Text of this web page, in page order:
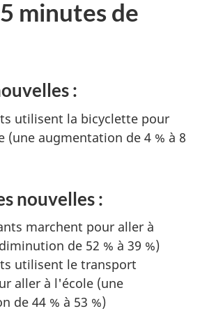
minutes de
:
utilisent la bicyclette pour
(une augmentation de 4 % à 8
nouvelles :
marchent pour aller à
de 52 % à 39 %)
utilisent le transport
aller à l'école (une
de 44 % à 53 %)